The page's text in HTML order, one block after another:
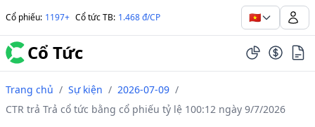
Cổ phiếu: 1197+ Cổ tức TB: 1.468 đ/CP 🇻🇳
Cổ Tức
Trang chủ / Sự kiện / 2026-07-09 /
CTR trả Trả cổ tức bằng cổ phiếu tỷ lệ 100:12 ngày 9/7/2026